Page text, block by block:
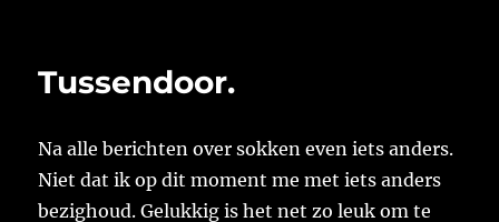
Tussendoor.
Na alle berichten over sokken even iets anders.
Niet dat ik op dit moment me met iets anders
bezighoud. Gelukkig is het net zo leuk om te